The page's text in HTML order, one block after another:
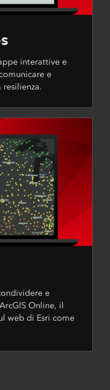
interattive e
e
e
Online, il
web di Esri come